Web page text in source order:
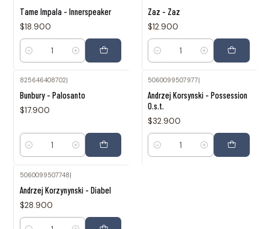
Tame Impala - Innerspeaker
$18.900
Cantidad
Zaz - Zaz
$12.900
Cantidad
825646408702|
Bunbury - Palosanto
$17.900
Cantidad
5060099507977
Andrzej Korsynski - Possession
O.s.t.
$32.900
Cantidad
5060099507748|
Andrzej Korzynynski - Diabel
$28.900